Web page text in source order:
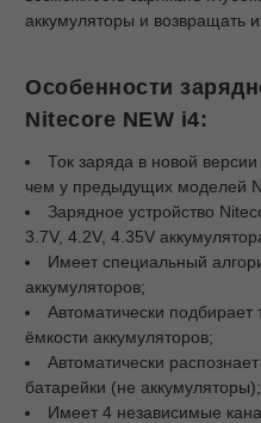
аккумуляторы и возвращать
Особенности
Nitecore NEW i4:
Ток заряда в новой
чем у предыдущих моделей
Зарядное устройство
3.7V, 4.2V, 4.35V
Имеет специальный
аккумуляторов;
Автоматически подбирает
ёмкости аккумуляторов;
Автоматически
батарейки (не аккумуляторы);
Имеет 4 независимые